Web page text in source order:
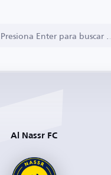
Al Nassr FC